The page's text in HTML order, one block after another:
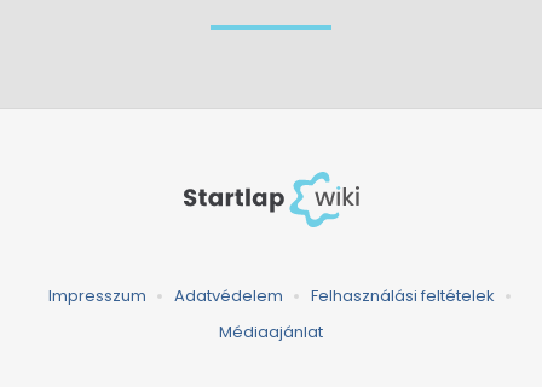
Impresszum Adatvédelem
Felhasználási feltételek
Médiaajánlat